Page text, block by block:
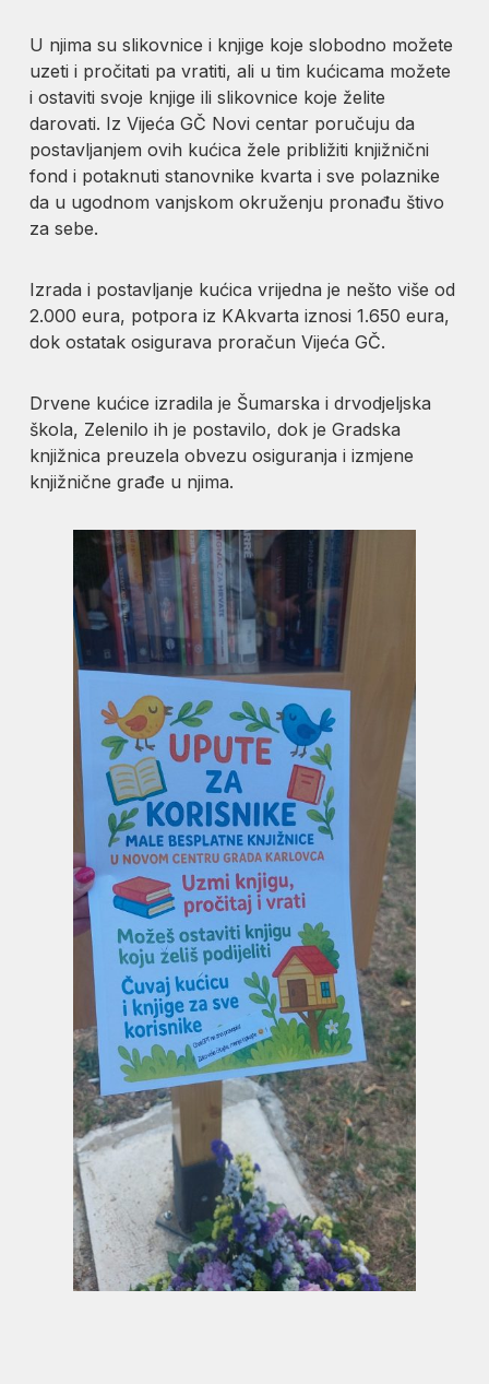
U njima su slikovnice i knjige koje slobodno možete
uzeti i pročitati pa vratiti, ali u tim kućicama možete
i ostaviti svoje knjige ili slikovnice koje želite
darovati. Iz Vijeća GČ Novi centar poručuju da
postavljanjem ovih kućica žele približiti knjižnični
fond i potaknuti stanovnike kvarta i sve polaznike
da u ugodnom vanjskom okruženju pronađu štivo
za sebe.
Izrada i postavljanje kućica vrijedna je nešto više od
2.000 eura, potpora iz KAkvarta iznosi 1.650 eura,
dok ostatak osigurava proračun Vijeća GČ.
Drvene kućice izradila je Šumarska i drvodjeljska
škola, Zelenilo ih je postavilo, dok je Gradska
knjižnica preuzela obvezu osiguranja i izmjene
knjižnične građe u njima.